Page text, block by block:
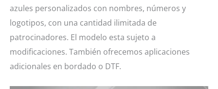
azules
cantidad
azules personalizados con nombres, números y
logotipos, con una cantidad ilimitada de
patrocinadores. El modelo esta sujeto a
modificaciones. También ofrecemos aplicaciones
adicionales en bordado o DTF.